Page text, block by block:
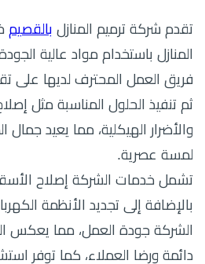
تقدم شركة ترميم المنازل بالقصيم
المنازل باستخدام مواد عالية
فريق العمل المحترف لديها على
ثم تنفيذ الحلول المناسبة مثل
والأضرار الهيكلية، مما يعيد
لمسة عصرية.
تشمل خدمات الشركة إصلاح
بالإضافة إلى تجديد الأنظمة
الشركة جودة العمل، مما يعكس
دائمة ورضا العملاء، كما توفر